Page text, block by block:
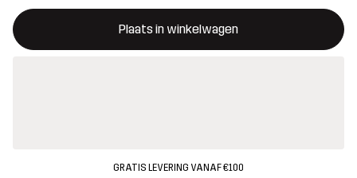
Plaats in winkelwagen
Deze knop opent een modal met de bevestiging van een
{{size}} niet beschikbaar
GRATIS LEVERING VANAF €100